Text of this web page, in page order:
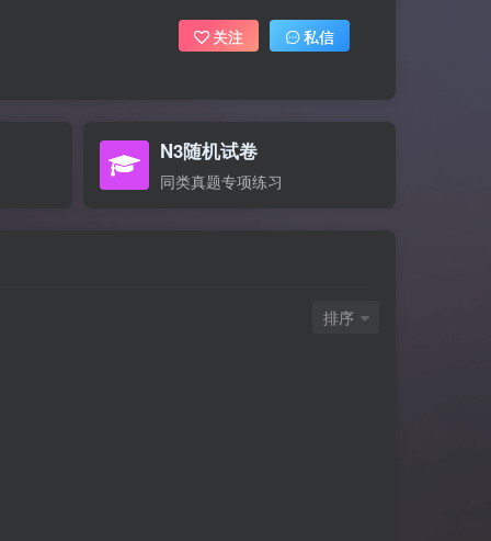
关注 私信
N3随机试卷
同类真题专项练习
排序